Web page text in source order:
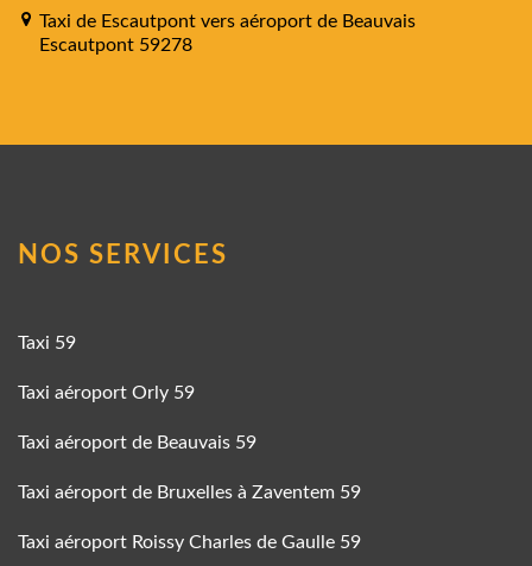
Taxi de Escautpont vers aéroport de Beauvais
Escautpont 59278
NOS SERVICES
Taxi 59
Taxi aéroport Orly 59
Taxi aéroport de Beauvais 59
Taxi aéroport de Bruxelles à Zaventem 59
Taxi aéroport Roissy Charles de Gaulle 59